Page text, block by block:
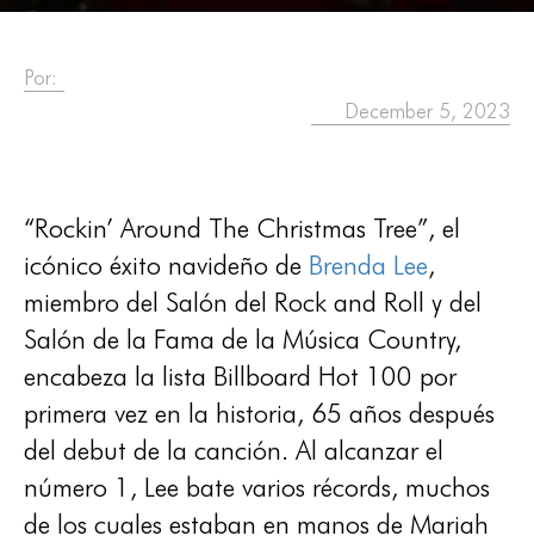
Por:
December 5, 2023
“Rockin’ Around The Christmas Tree”, el
icónico éxito navideño de Brenda Lee,
miembro del Salón del Rock and Roll y del
Salón de la Fama de la Música Country,
encabeza la lista Billboard Hot 100 por
primera vez en la historia, 65 años después
del debut de la canción. Al alcanzar el
número 1, Lee bate varios récords, muchos
de los cuales estaban en manos de Mariah